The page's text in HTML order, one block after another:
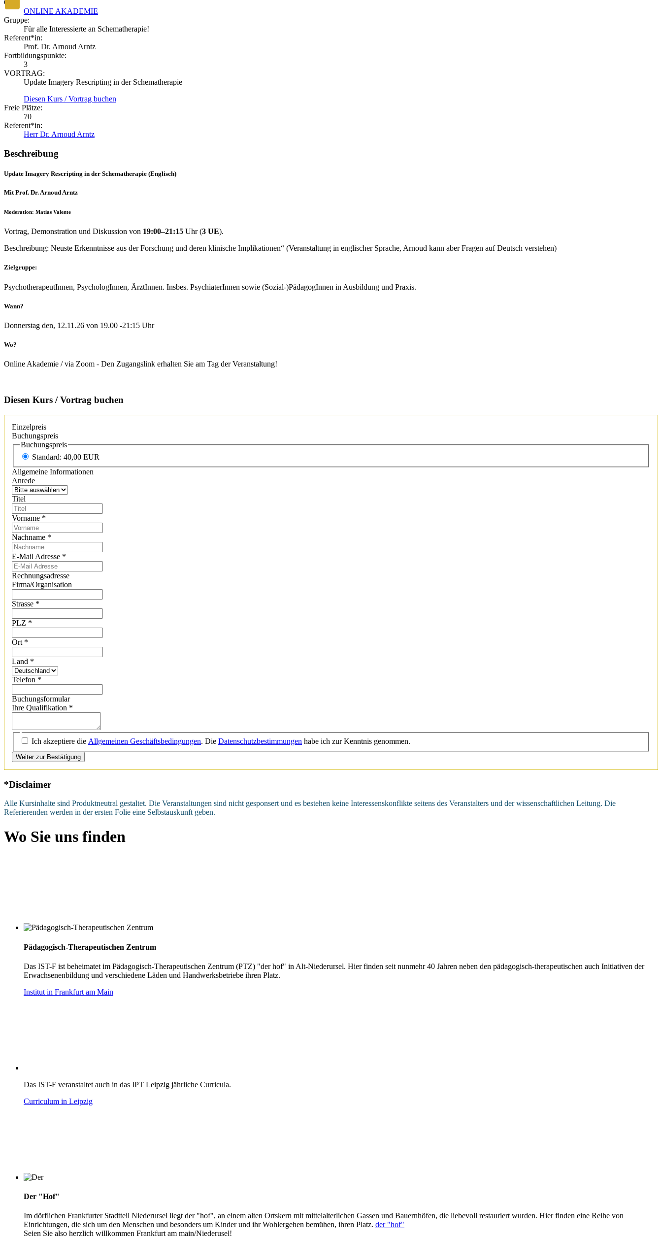
Ort:
ONLINE AKADEMIE
Gruppe:
Für alle Interessierte an Schematherapie!
Referent*in:
Prof. Dr. Arnoud Arntz
Fortbildungspunkte:
3
VORTRAG:
Update Imagery Rescripting in der Schematherapie
Diesen Kurs / Vortrag buchen
Freie Plätze:
70
Referent*in:
Herr Dr. Arnoud Arntz
Beschreibung
Update Imagery Rescripting in der Schematherapie (Englisch)
Mit Prof. Dr. Arnoud Arntz
Moderation: Matias Valente
Vortrag, Demonstration und Diskussion von 19:00–21:15 Uhr (3 UE).
Beschreibung: Neuste Erkenntnisse aus der Forschung und deren klinische Implikationen“ (Veranstaltung in englischer Sprache, Arnoud kann aber Fragen auf Deutsch verstehen)
Zielgruppe:
PsychotherapeutInnen, PsychologInnen, ÄrztInnen. Insbes. PsychiaterInnen sowie (Sozial-)PädagogInnen in Ausbildung und Praxis.
Wann?
Donnerstag den, 12.11.26 von 19.00 -21:15 Uhr
Wo?
Online Akademie / via Zoom - Den Zugangslink erhalten Sie am Tag der Veranstaltung!
Diesen Kurs / Vortrag buchen
Einzelpreis
Buchungspreis
Buchungspreis
Standard: 40,00 EUR
Allgemeine Informationen
Anrede
Titel
Vorname *
Nachname *
E-Mail Adresse *
Rechnungsadresse
Firma/Organisation
Strasse *
PLZ *
Ort *
Land *
Telefon *
Buchungsformular
Ihre Qualifikation *
Ich akzeptiere die Allgemeinen Geschäftsbedingungen. Die Datenschutzbestimmungen habe ich zur Kenntnis genommen.
Weiter zur Bestätigung
*Disclaimer
Alle Kursinhalte sind Produktneutral gestaltet. Die Veranstaltungen sind nicht gesponsert und es bestehen keine Interessenskonflikte seitens des Veranstalters und der wissenschaftlichen Leitung. Die
Referierenden werden in der ersten Folie eine Selbstauskunft geben.
Wo Sie uns finden
Pädagogisch-Therapeutischen Zentrum
Das IST-F ist beheimatet im Pädagogisch-Therapeutischen Zentrum (PTZ) "der hof" in Alt-Niederursel. Hier finden seit nunmehr 40 Jahren neben den pädagogisch-therapeutischen auch Initiativen der
Erwachsenenbildung und verschiedene Läden und Handwerksbetriebe ihren Platz.
Institut in Frankfurt am Main
Das IST-F veranstaltet auch in das IPT Leipzig jährliche Curricula.
Curriculum in Leipzig
Der "Hof"
Im dörflichen Frankfurter Stadtteil Niederursel liegt der "hof", an einem alten Ortskern mit mittelalterlichen Gassen und Bauernhöfen, die liebevoll restauriert wurden. Hier finden eine Reihe von
Einrichtungen, die sich um den Menschen und besonders um Kinder und ihr Wohlergehen bemühen, ihren Platz. der "hof"
Seien Sie also herzlich willkommen Frankfurt am main/Niederusel!